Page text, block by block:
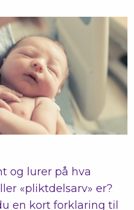
og lurer på hva
«pliktdelsarv» er?
en kort forklaring til